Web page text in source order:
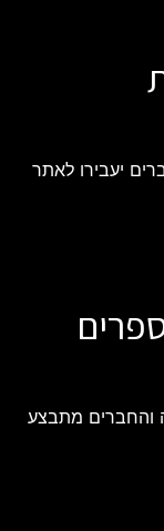
יעבירו לאתר
והחברים מתבצע